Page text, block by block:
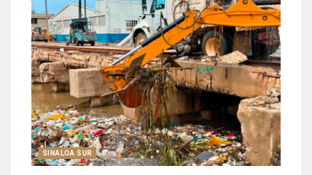
SINALOA SUR
Tras intensas lluvias en Mazatlán, realizan
limpieza de la biobarda del Puente Juárez